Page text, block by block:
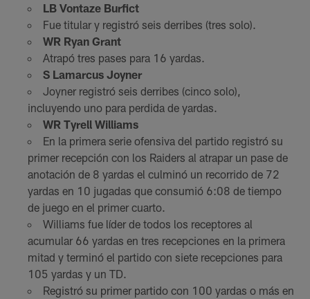
LB Vontaze Burfict
Fue titular y registró seis derribes (tres solo).
WR Ryan Grant
Atrapó tres pases para 16 yardas.
S Lamarcus Joyner
Joyner registró seis derribes (cinco solo),
incluyendo uno para perdida de yardas.
WR Tyrell Williams
En la primera serie ofensiva del partido registró su
primer recepción con los Raiders al atrapar un pase de
anotación de 8 yardas el culminó un recorrido de 72
yardas en 10 jugadas que consumió 6:08 de tiempo
de juego en el primer cuarto.
Williams fue líder de todos los receptores al
acumular 66 yardas en tres recepciones en la primera
mitad y terminó el partido con siete recepciones para
105 yardas y un TD.
Registró su primer partido con 100 yardas o más en